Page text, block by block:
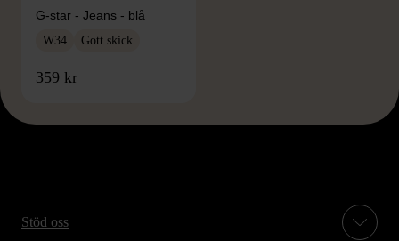
G-star - Jeans - blå
W34 Gott skick
359 kr
Stöd oss